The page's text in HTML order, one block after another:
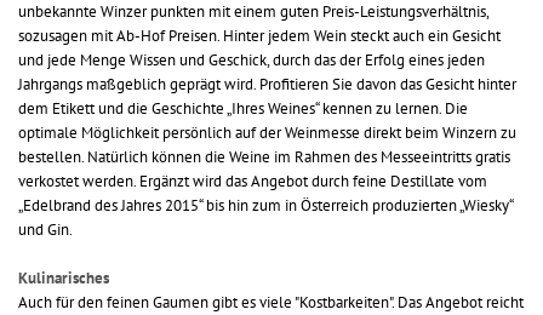
unbekannte Winzer punkten mit einem guten Preis-Leistungsverhältnis,
sozusagen mit Ab-Hof Preisen. Hinter jedem Wein steckt auch ein Gesicht
und jede Menge Wissen und Geschick, durch das der Erfolg eines jeden
Jahrgangs maßgeblich geprägt wird. Profitieren Sie davon das Gesicht hinter
dem Etikett und die Geschichte „Ihres Weines“ kennen zu lernen. Die
optimale Möglichkeit persönlich auf der Weinmesse direkt beim Winzern zu
bestellen. Natürlich können die Weine im Rahmen des Messeeintritts gratis
verkostet werden. Ergänzt wird das Angebot durch feine Destillate vom
„Edelbrand des Jahres 2015“ bis hin zum in Österreich produzierten „Wiesky“
und Gin.
Kulinarisches
Auch für den feinen Gaumen gibt es viele "Kostbarkeiten". Das Angebot reicht